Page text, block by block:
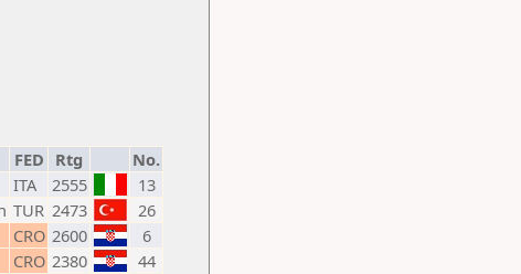
FED Rtg
No.
ITA 2555
13
TUR 2473
26
CRO 2600
6
CRO 2380
44